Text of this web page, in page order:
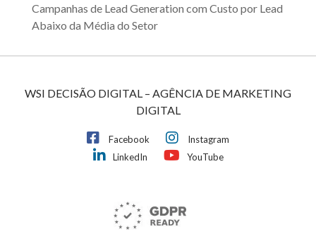
Campanhas de Lead Generation com Custo por Lead
Abaixo da Média do Setor
WSI DECISÃO DIGITAL – AGÊNCIA DE MARKETING
DIGITAL
Facebook
Instagram
LinkedIn
YouTube